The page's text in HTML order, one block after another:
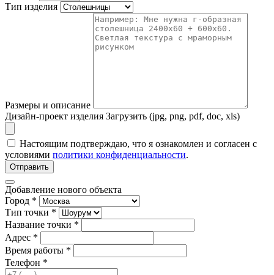
Тип изделия
Размеры и описание
Дизайн-проект изделия Загрузить (jpg, png, pdf, doc, xls)
Настоящим подтверждаю, что я ознакомлен и согласен с
условиями политики конфиденциальности.
Отправить
Добавление нового объекта
Город *
Тип точки *
Название точки *
Адрес *
Время работы *
Телефон *